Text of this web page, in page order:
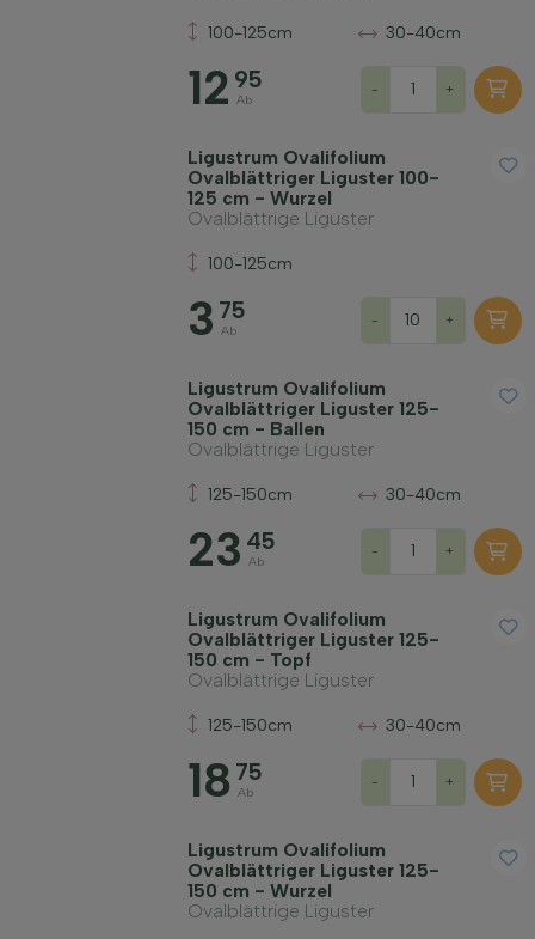
100-125cm 30-40cm
12 95
Ab
- +
Ligustrum Ovalifolium
Ovalblättriger Liguster 100-
125 cm - Wurzel
Ovalblättrige Liguster
100-125cm
3 75
Ab
- +
Ligustrum Ovalifolium
Ovalblättriger Liguster 125-
150 cm - Ballen
Ovalblättrige Liguster
125-150cm 30-40cm
23 45
Ab
- +
Ligustrum Ovalifolium
Ovalblättriger Liguster 125-
150 cm - Topf
Ovalblättrige Liguster
125-150cm 30-40cm
18 75
Ab
- +
Ligustrum Ovalifolium
Ovalblättriger Liguster 125-
150 cm - Wurzel
Ovalblättrige Liguster